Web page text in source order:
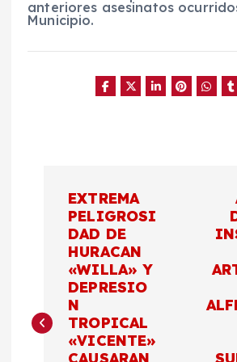
anteriores asesinatos
Municipio.
e
g
EXTREMA
PELIGROSI
DAD DE
HURACAN
«WILLA» Y
DEPRESIO
N
TROPICAL
«VICENTE»